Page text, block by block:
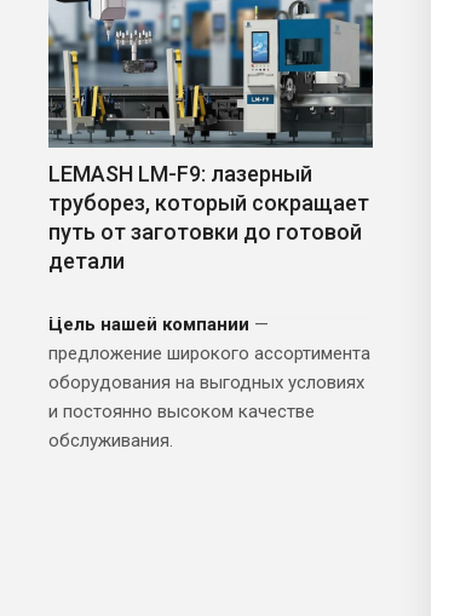
LEMASH LM-F9: лазерный
труборез, который сокращает
путь от заготовки до готовой
детали
Цель нашей компании —
предложение широкого ассортимента
оборудования на выгодных условиях
и постоянно высоком качестве
обслуживания.